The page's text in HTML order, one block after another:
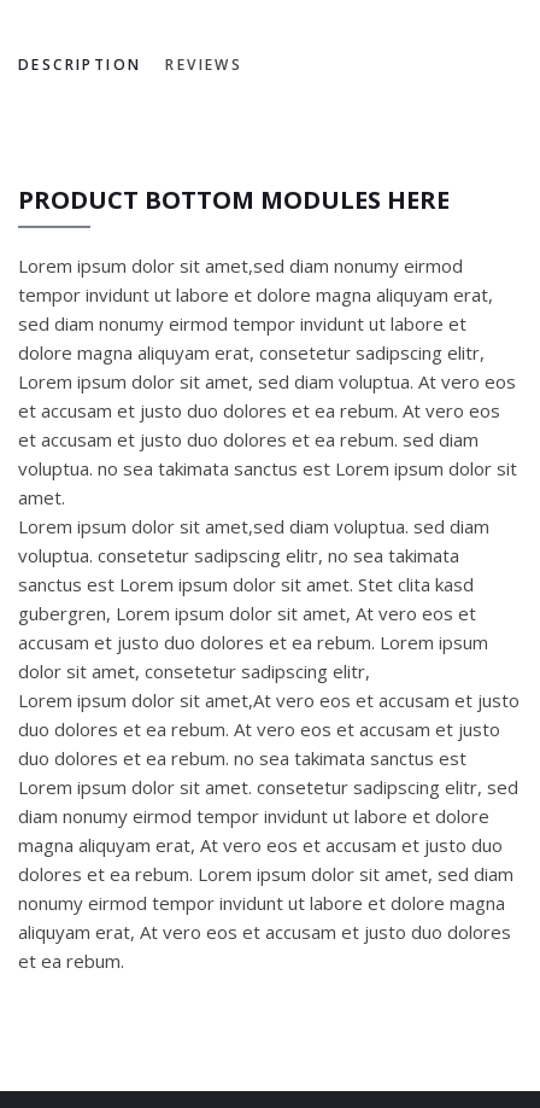
DESCRIPTION REVIEWS
PRODUCT BOTTOM MODULES HERE
Lorem ipsum dolor sit amet,sed diam nonumy eirmod
tempor invidunt ut labore et dolore magna aliquyam erat,
sed diam nonumy eirmod tempor invidunt ut labore et
dolore magna aliquyam erat, consetetur sadipscing elitr,
Lorem ipsum dolor sit amet, sed diam voluptua. At vero eos
et accusam et justo duo dolores et ea rebum. At vero eos
et accusam et justo duo dolores et ea rebum. sed diam
voluptua. no sea takimata sanctus est Lorem ipsum dolor sit
amet.
Lorem ipsum dolor sit amet,sed diam voluptua. sed diam
voluptua. consetetur sadipscing elitr, no sea takimata
sanctus est Lorem ipsum dolor sit amet. Stet clita kasd
gubergren, Lorem ipsum dolor sit amet, At vero eos et
accusam et justo duo dolores et ea rebum. Lorem ipsum
dolor sit amet, consetetur sadipscing elitr,
Lorem ipsum dolor sit amet,At vero eos et accusam et justo
duo dolores et ea rebum. At vero eos et accusam et justo
duo dolores et ea rebum. no sea takimata sanctus est
Lorem ipsum dolor sit amet. consetetur sadipscing elitr, sed
diam nonumy eirmod tempor invidunt ut labore et dolore
magna aliquyam erat, At vero eos et accusam et justo duo
dolores et ea rebum. Lorem ipsum dolor sit amet, sed diam
nonumy eirmod tempor invidunt ut labore et dolore magna
aliquyam erat, At vero eos et accusam et justo duo dolores
et ea rebum.